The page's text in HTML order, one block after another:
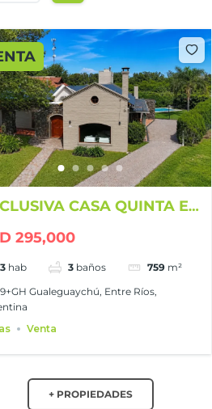
CASA QUINTA EN
295,000
3 hab 3 baños 759 m²
Gualeguaychú, Entre Ríos,
Venta
+ PROPIEDADES